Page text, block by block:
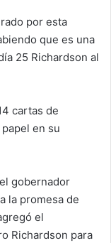
por esta
que es una
25 Richardson al
cartas de
en su
gobernador
la promesa de
el
Richardson para